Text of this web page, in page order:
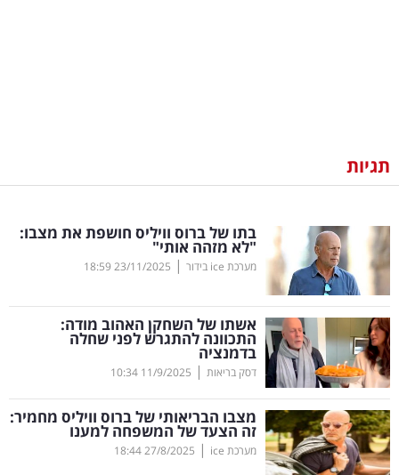
וצרכנות
דיגיטל
וטק
שיווק
ופרסום
משפט
מדדים
ומחקרים
תגיות
בתו של ברוס וויליס חושפת את מצבו:
"לא מזהה אותי"
מערכת ice בידור |
23/11/2025
18:59
אשתו של השחקן האהוב מודה:
התכוונה להתגרש לפני שחלה
בדמנציה
דסק בריאות |
11/9/2025
10:34
מצבו הבריאותי של ברוס וויליס מחמיר:
זה הצעד של המשפחה למענו
מערכת ice |
27/8/2025
18:44